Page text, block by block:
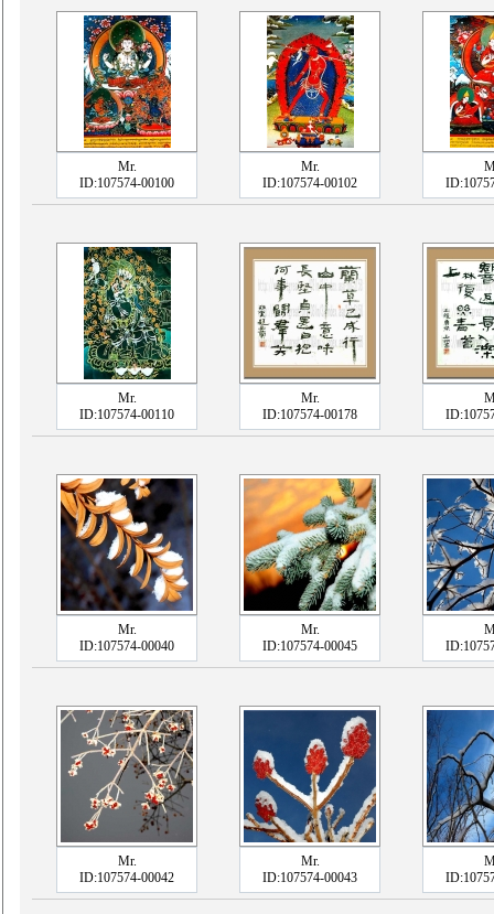
Mr.
ID:107574-00100
Mr.
ID:107574-00102
Mr.
ID:107574-00110
Mr.
ID:107574-00178
Mr.
ID:107574-00040
Mr.
ID:107574-00045
Mr.
ID:107574-00042
Mr.
ID:107574-00043